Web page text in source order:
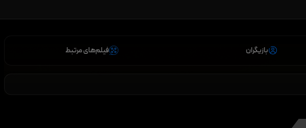
بازیگران فیلم‌های مرتبط